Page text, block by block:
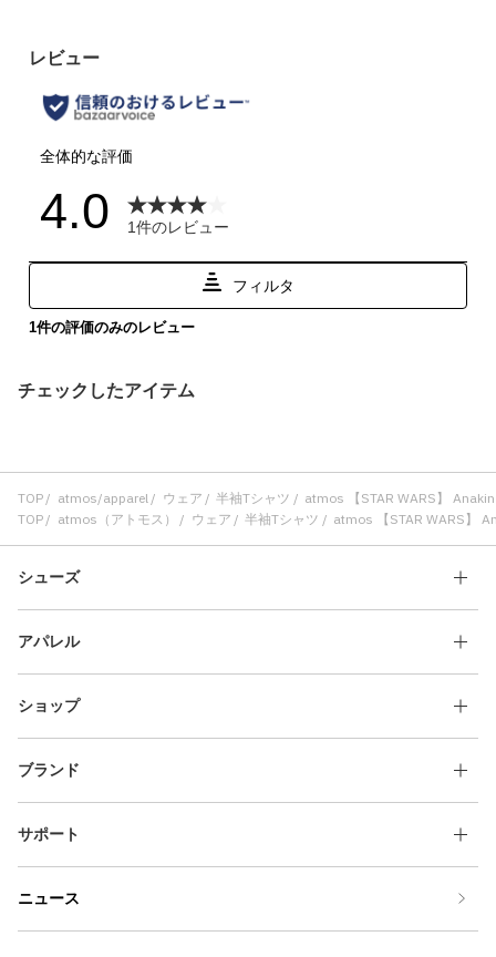
チェックしたアイテム
TOP atmos/apparel ウェア 半袖Tシャツ
atmos 【STAR WARS】
TOP
atmos（アトモス） ウェア 半袖Tシャツ atmos 【STAR WARS】
シューズ
アパレル
ショップ
ブランド
サポート
ニュース